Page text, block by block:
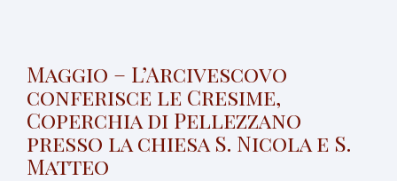
Maggio – L’Arcivescovo
conferisce le Cresime,
Coperchia di Pellezzano
presso la chiesa S. Nicola e S.
Matteo